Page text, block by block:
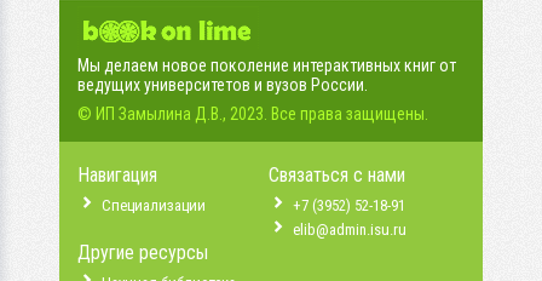
Мы делаем новое поколение интерактивных книг от
ведущих университетов и вузов России.
© ИП Замылина Д.В., 2023. Все права защищены.
Навигация
Специализации
Другие ресурсы
Связаться с нами
+7 (3952) 52-18-91
elib@admin.isu.ru